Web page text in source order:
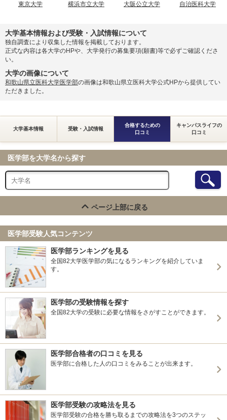
東京大学 横浜市立大学 大阪公立大学 自治医科大学
大学基本情報および受験・入試情報について
独自調査により収集した情報を掲載しております。
正式な内容は各大学のHPや、大学発行の募集要項(願書)等で必ずご確認くださ
い。
大学の画像について
和歌山県立医科大学医学部の画像は和歌山県立医科大学公式HPから提供してい
ただきました。
大学基本情報 受験・入試情報
合格するための
口コミ
キャンパスライフの
口コミ
医学部を大学名から探す
ページ上部に戻る
医学部受験人気コンテンツ
医学部ランキングを見る
全国82大学医学部の気になるランキングを紹介していま
す。
医学部の受験情報を探す
全国82大学の受験に必要な情報をさがすことができます。
医学部合格者の口コミを見る
医学部に合格した人の口コミをみることが出来ます。
医学部受験の攻略法を見る
医学部受験の合格を勝ち取るまでの攻略法を3つのステッ